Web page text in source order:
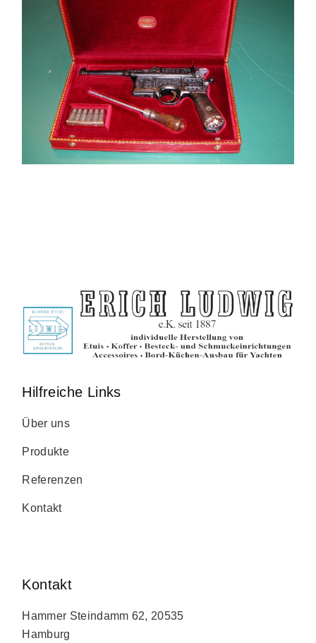
Militaria
Etuis
Hilfreiche Links
Über uns
Produkte
Referenzen
Kontakt
Kontakt
Hammer Steindamm 62, 20535
Hamburg